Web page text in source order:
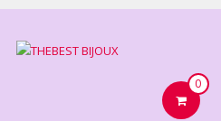
Aller
contenu
0